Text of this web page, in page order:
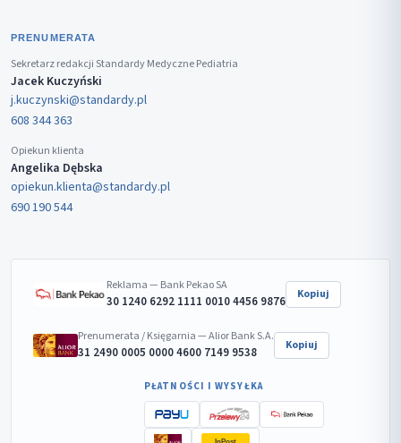
PRENUMERATA
Sekretarz redakcji Standardy Medyczne Pediatria
Jacek Kuczyński
j.kuczynski@standardy.pl
608 344 363
Opiekun klienta
Angelika Dębska
opiekun.klienta@standardy.pl
690 190 544
Reklama — Bank Pekao SA
30 1240 6292 1111 0010 4456 9876 Kopiuj
Prenumerata / Księgarnia — Alior Bank S.A.
31 2490 0005 0000 4600 7149 9538 Kopiuj
PŁATNOŚCI I WYSYŁKA